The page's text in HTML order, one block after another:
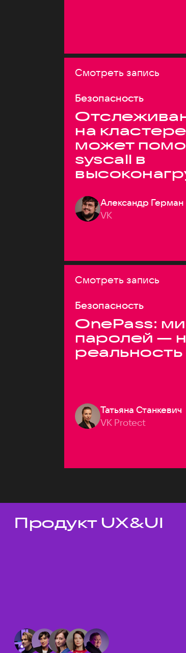
Смотреть запись
Безопасность
на
может
syscall в
Александр Герман
VK
Смотреть запись
Безопасность
OnePass:
паролей —
реальность
Татьяна Станкевич
VK Protect
Темы докладов
Продукт UX&UI